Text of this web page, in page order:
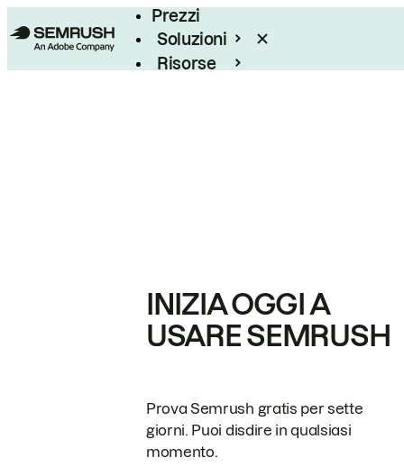
Prezzi
Soluzioni
Risorse
INIZIA OGGI A
USARE SEMRUSH
Prova Semrush gratis per sette
giorni. Puoi disdire in qualsiasi
momento.